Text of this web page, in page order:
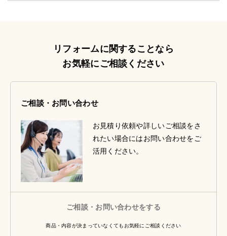
リフォームに関することなら
お気軽にご相談ください
ご相談・お問い合わせ
お見積り依頼や詳しいご相談をさ
れたい場合にはお問い合わせをご
活用ください。
ご相談・お問い合わせをする
商品・内容が決まっていなくてもお気軽にご相談ください